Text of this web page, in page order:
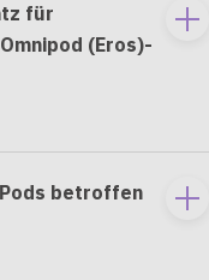
für
(Eros)-
betroffen